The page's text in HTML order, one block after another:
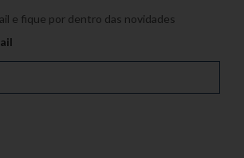
e fique por dentro das novidades